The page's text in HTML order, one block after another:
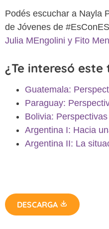
Podés escuchar a Nayla
de Jóvenes de
Julia MEngolini y Fito
¿Te interesó este
Guatemala:
Paraguay:
Bolivia:
Argentina I: Hacia
Argentina II: La
DESCARGA